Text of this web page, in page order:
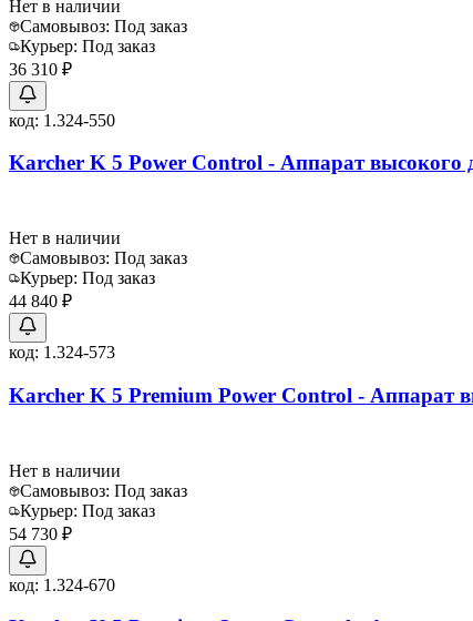
Нет в наличии
Самовывоз: Под заказ
Курьер: Под заказ
36 310 ₽
код: 1.324-550
Karcher K 5 Power Control - Аппарат высокого
Нет в наличии
Самовывоз: Под заказ
Курьер: Под заказ
44 840 ₽
код: 1.324-573
Karcher K 5 Premium Power Control - Аппарат
Нет в наличии
Самовывоз: Под заказ
Курьер: Под заказ
54 730 ₽
код: 1.324-670